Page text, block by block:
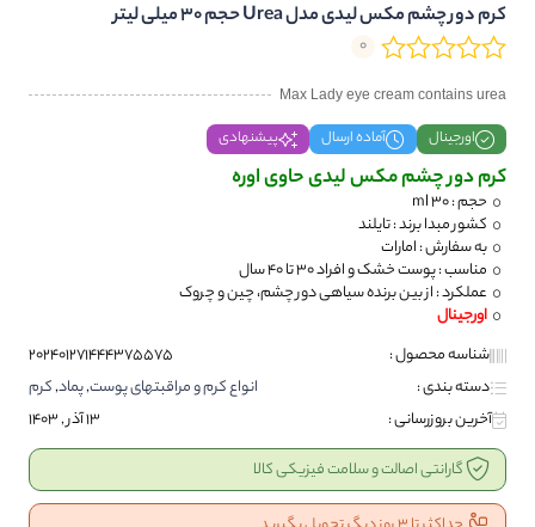
کرم دور چشم مکس لیدی مدل Urea حجم 30 میلی لیتر
0
Max Lady eye cream contains urea
اورجینال آماده ارسال پیشنهادی
کرم دور چشم مکس لیدی حاوی اوره
حجم : 30 ml
کشور مبدا برند : تایلند
به سفارش : امارات
مناسب : پوست خشک و افراد 30 تا 40 سال
عملکرد : از بین برنده سیاهی دور چشم، چین و چروک
اورجینال
شناسه محصول :
202401271444375575
دسته بندی :
انواع کرم و مراقبتهای پوست,پماد,کرم
آخرین بروزرسانی :
13 آذر , 1403
گارانتی اصالت و سلامت فیزیکی کالا